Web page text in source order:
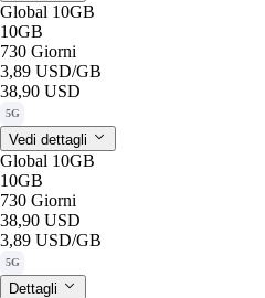
Global 10GB
10GB
730 Giorni
3,89 USD/GB
38,90 USD
5G
Vedi dettagli
Global 10GB
10GB
730 Giorni
38,90 USD
3,89 USD/GB
5G
Dettagli